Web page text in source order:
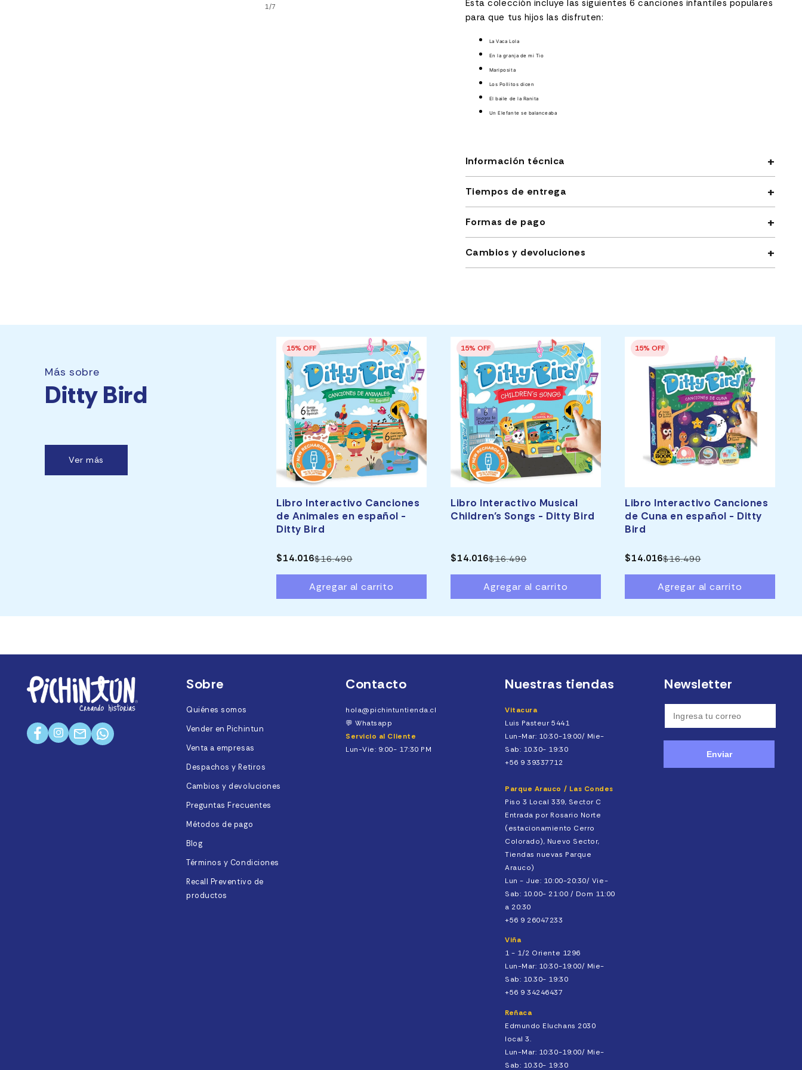
1/de
7
Esta colección incluye las siguientes 6 canciones infantiles populares
para que tus hijos las disfruten:
La Vaca Lola
En la granja de mi Tio
Mariposita
Los Pollitos dicen
El baile de la Ranita
Un Elefante se balanceaba
Información técnica
Tiempos de entrega
Formas de pago
Cambios y devoluciones
Más sobre
Ditty Bird
Ver más
Libro Interactivo Canciones
de Animales en español -
Ditty Bird
habitual
$16.490
de
oferta
$14.016
Agregar al carrito
Libro Interactivo Musical
Children’s Songs - Ditty Bird
habitual
$16.490
de
oferta
$14.016
Agregar al carrito
Libro Interactivo Canciones
de Cuna en español - Ditty
Bird
habitual
$16.490
de
oferta
$14.016
Agregar al carrito
FacebookInstagram
Mail Twitter
Sobre
Quiénes somos
Vender en Pichintun
Venta a empresas
Despachos y Retiros
Cambios y devoluciones
Preguntas Frecuentes
Métodos de pago
Blog
Términos y Condiciones
Recall Preventivo de
productos
Contacto
hola@pichintuntienda.cl
💬Whatsapp
Servicio al Cliente
Lun-Vie: 9:00- 17:30 PM
Nuestras tiendas
Vitacura
Luis Pasteur 5441
Lun-Mar: 10:30-19:00/ Mie-
Sab: 10.30- 19:30
+56 9 39337712
Parque Arauco / Las Condes
Piso 3 Local 339, Sector C
Entrada por Rosario Norte
(estacionamiento Cerro
Colorado), Nuevo Sector,
Tiendas nuevas Parque
Arauco)
Lun - Jue: 10:00-20:30/ Vie-
Sab: 10.00- 21:00 / Dom 11:00
a 20:30
+56 9 26047233
Viña
1 - 1/2 Oriente 1296
Lun-Mar: 10:30-19:00/ Mie-
Sab: 10.30- 19:30
+56 9 34246437
Reñaca
Edmundo Eluchans 2030
local 3.
Lun-Mar: 10:30-19:00/ Mie-
Sab: 10.30- 19:30
Newsletter
Enviar